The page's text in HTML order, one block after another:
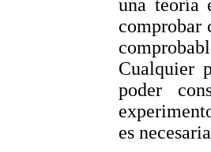
una teoría
comprobar
Cualquier
poder
es